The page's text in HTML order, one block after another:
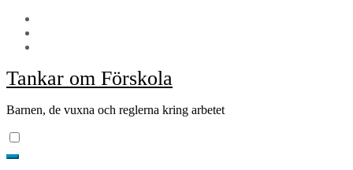
Tankar om Förskola
Barnen, de vuxna och reglerna kring arbetet